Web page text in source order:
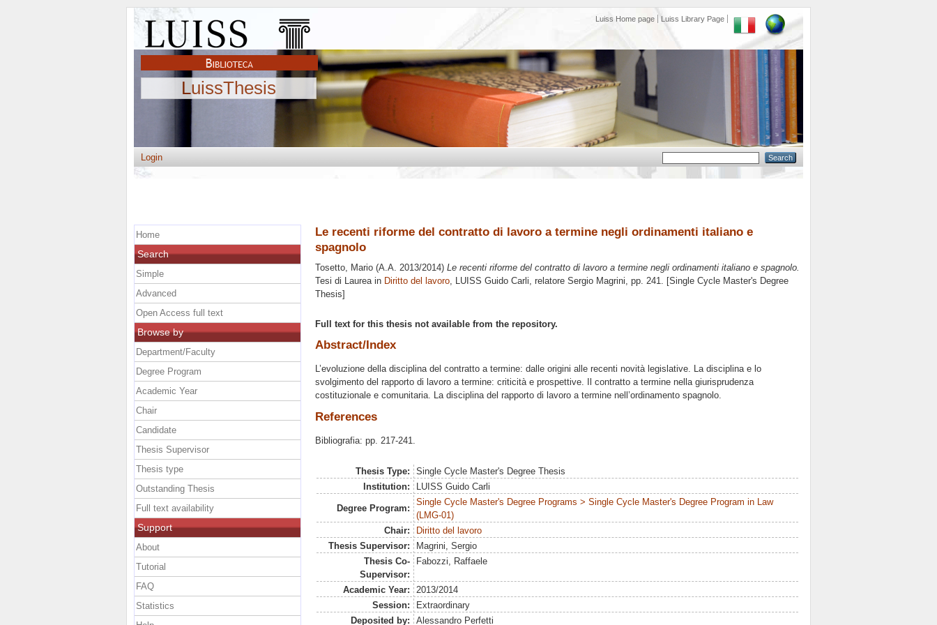
Luiss Home page Luiss Library Page
LuissThesis
Login
Le recenti riforme del contratto di lavoro a termine negli ordinamenti italiano e
spagnolo
Tosetto, Mario (A.A. 2013/2014) Le recenti riforme del contratto di lavoro a termine negli ordinamenti italiano e spagnolo.
Tesi di Laurea in Diritto del lavoro, LUISS Guido Carli, relatore Sergio Magrini, pp. 241. [Single Cycle Master's Degree
Thesis]
Full text for this thesis not available from the repository.
Abstract/Index
L’evoluzione della disciplina del contratto a termine: dalle origini alle recenti novità legislative. La disciplina e lo
svolgimento del rapporto di lavoro a termine: criticità e prospettive. Il contratto a termine nella giurisprudenza
costituzionale e comunitaria. La disciplina del rapporto di lavoro a termine nell’ordinamento spagnolo.
References
Bibliografia: pp. 217-241.
Thesis Type:
Single Cycle Master's Degree Thesis
Institution:
LUISS Guido Carli
Degree Program:
Single Cycle Master's Degree Programs > Single Cycle Master's Degree Program in Law
(LMG-01)
Chair:
Diritto del lavoro
Thesis Supervisor:
Magrini, Sergio
Thesis Co-
Supervisor:
Fabozzi, Raffaele
Academic Year:
2013/2014
Session:
Extraordinary
Deposited by:
Alessandro Perfetti
Home
Search
Simple
Advanced
Open Access full text
Browse by
Department/Faculty
Degree Program
Academic Year
Chair
Candidate
Thesis Supervisor
Thesis type
Outstanding Thesis
Full text availability
Support
About
Tutorial
FAQ
Statistics